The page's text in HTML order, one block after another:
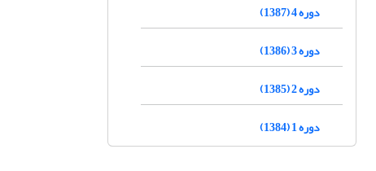
دوره 4 (1387)
دوره 3 (1386)
دوره 2 (1385)
دوره 1 (1384)